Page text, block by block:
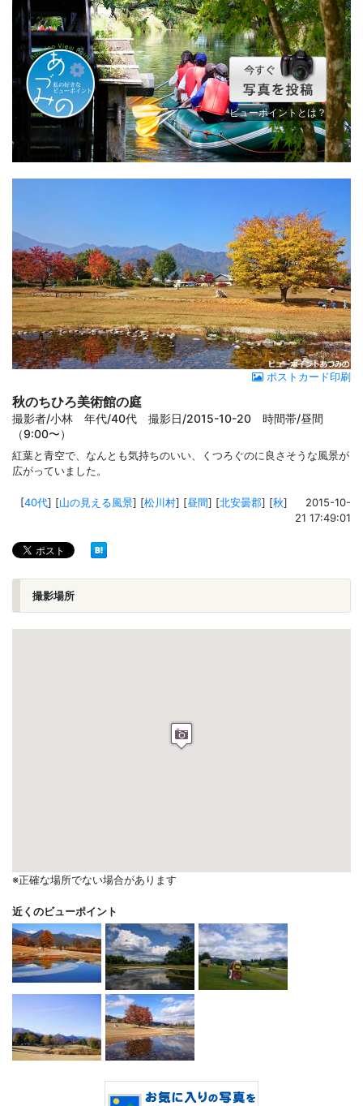
ビューポイントとは？
ポストカード印刷
秋のちひろ美術館の庭
撮影者/小林 年代/40代 撮影日/2015-10-20 時間帯/昼間
（9:00〜）
紅葉と青空で、なんとも気持ちのいい、くつろぐのに良さそうな風景が
広がっていました。
[40代] [山の見える風景] [松川村] [昼間] [北安曇郡] [秋]
2015-10-
21 17:49:01
撮影場所
※正確な場所でない場合があります
近くのビューポイント